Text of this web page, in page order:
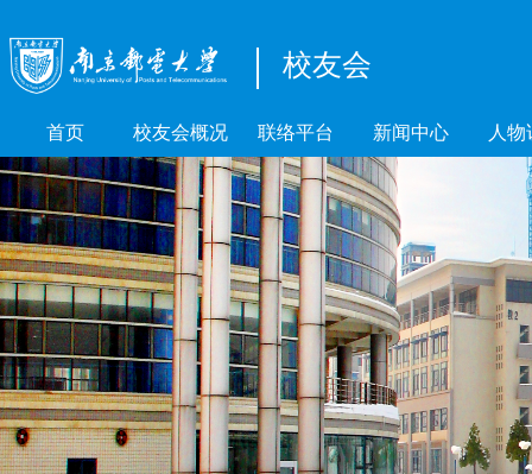
校友会
首页 校友会概况 联络平台 新闻中心 人物